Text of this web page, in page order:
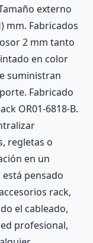
externo
mm. Fabricados
2 mm tanto
en color
suministran
Fabricado
OR01-6818-B.
regletas o
en un
pensado
rack,
el cableado,
profesional,